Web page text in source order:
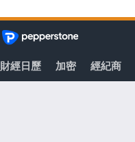
財經日歷 加密 經紀商